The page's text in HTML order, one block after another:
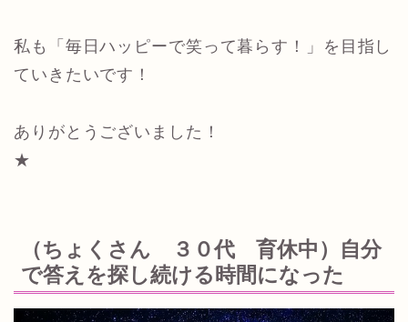
私も「毎日ハッピーで笑って暮らす！」を目指し
ていきたいです！
ありがとうございました！
★
（ちょくさん ３０代 育休中）自分
で答えを探し続ける時間になった